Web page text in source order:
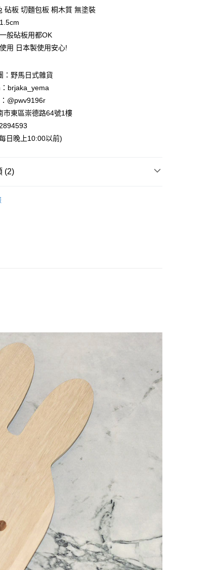
每期 NT$166
銀行
銀行
行
商業銀行
銀行
中國信託商業銀行
卡公司
NT$999(含以上)免運費
NT$999(含以上)免運費
砧板 切麵包板 桐木質 無塗裝
般砧板用都OK
用 日本製使用安心!
：野馬日式雜貨
brjaka_yema
@pwv9196r
市東區崇德路64號1樓
日晚上10:00以前)
(2)